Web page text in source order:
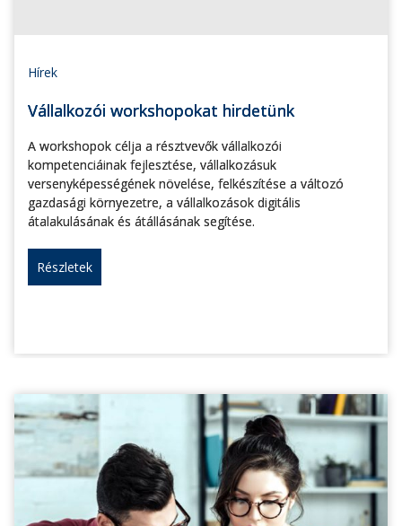
Hírek
Vállalkozói workshopokat hirdetünk
A workshopok célja a résztvevők vállalkozói
kompetenciáinak fejlesztése, vállalkozásuk
versenyképességének növelése, felkészítése a változó
gazdasági környezetre, a vállalkozások digitális
átalakulásának és átállásának segítése.
Részletek